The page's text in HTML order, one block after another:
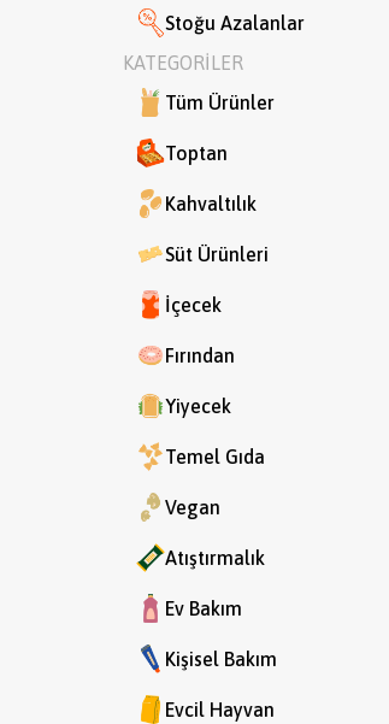
Stoğu Azalanlar
KATEGORİLER
Tüm Ürünler
Toptan
Kahvaltılık
Süt Ürünleri
İçecek
Fırından
Yiyecek
Temel Gıda
Vegan
Atıştırmalık
Ev Bakım
Kişisel Bakım
Evcil Hayvan